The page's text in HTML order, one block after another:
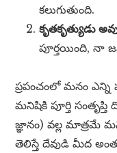
కలుగుతుంది.
కృతకృత్యుడు
పూర్తయింది, నా
ప్రపంచంలో మనం
మనిషికి పూర్తి సంతృప్తి
జ్ఞానం) వల్ల మాత్రమే
తెలిస్తే దేవుడి మీద